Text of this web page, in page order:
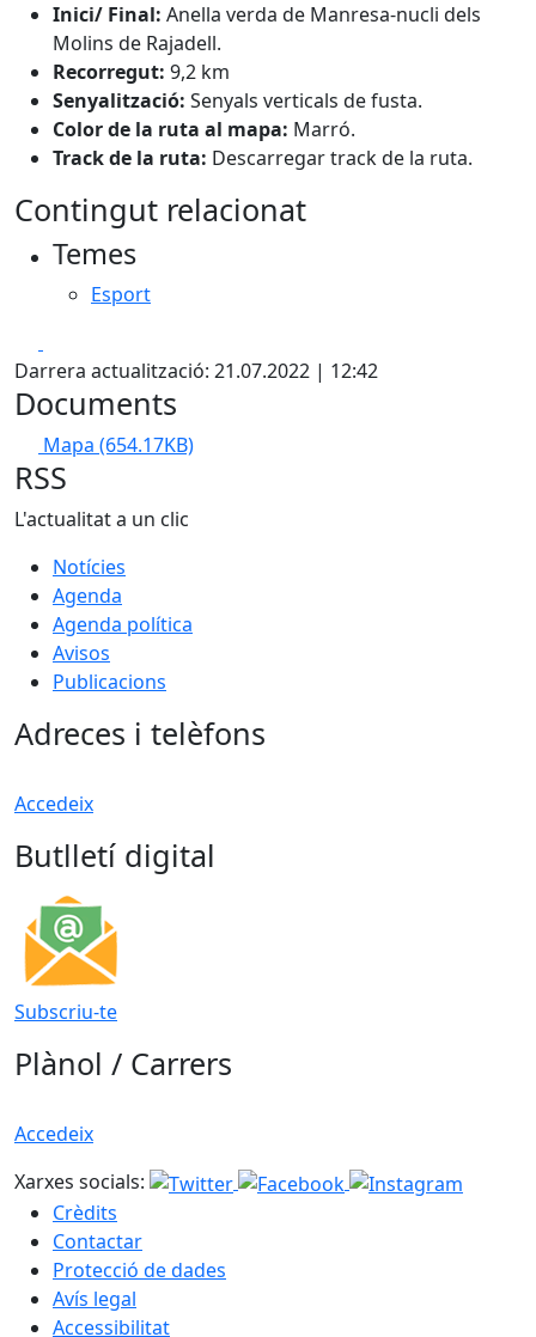
Inici/ Final: Anella verda de Manresa-nucli dels
Molins de Rajadell.
Recorregut: 9,2 km
Senyalització: Senyals verticals de fusta.
Color de la ruta al mapa: Marró.
Track de la ruta: Descarregar track de la ruta.
Contingut relacionat
Temes
Esport
Darrera actualització: 21.07.2022 | 12:42
Documents
Mapa (654.17KB)
RSS
L'actualitat a un clic
Notícies
Agenda
Agenda política
Avisos
Publicacions
Adreces i telèfons
Accedeix
Butlletí digital
Subscriu-te
Plànol / Carrers
Accedeix
Xarxes socials:
Crèdits
Contactar
Protecció de dades
Avís legal
Accessibilitat